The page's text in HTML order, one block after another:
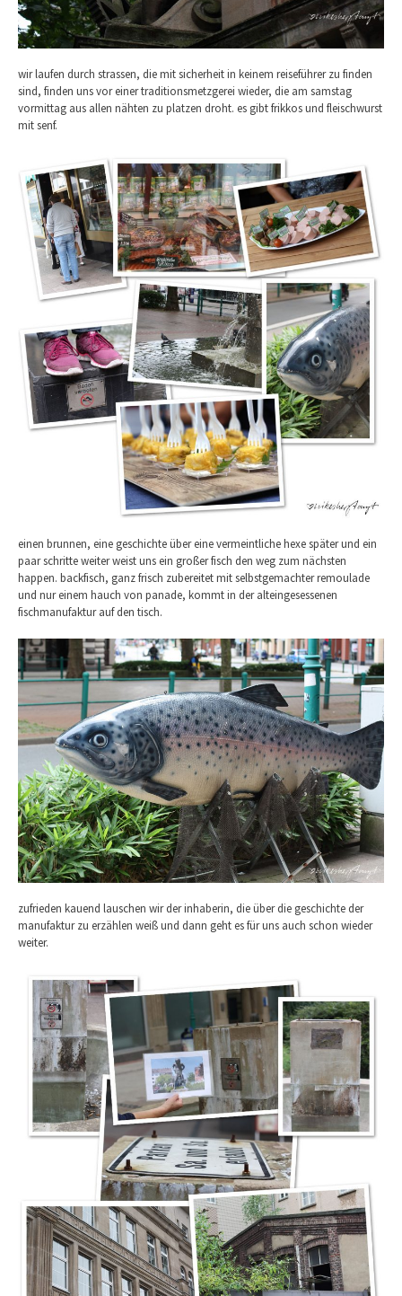
wir laufen durch strassen, die mit sicherheit in keinem reiseführer zu finden
sind, finden uns vor einer traditionsmetzgerei wieder, die am samstag
vormittag aus allen nähten zu platzen droht. es gibt frikkos und fleischwurst
mit senf.
einen brunnen, eine geschichte über eine vermeintliche hexe später und ein
paar schritte weiter weist uns ein großer fisch den weg zum nächsten
happen. backfisch, ganz frisch zubereitet mit selbstgemachter remoulade
und nur einem hauch von panade, kommt in der alteingesessenen
fischmanufaktur auf den tisch.
zufrieden kauend lauschen wir der inhaberin, die über die geschichte der
manufaktur zu erzählen weiß und dann geht es für uns auch schon wieder
weiter.